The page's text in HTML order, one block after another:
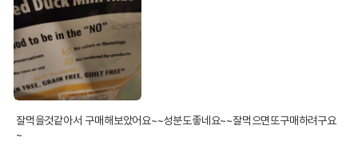
잘먹을것같아서 구매해보았어요~~성분도좋네요~~잘먹으면또구매하려구요
~